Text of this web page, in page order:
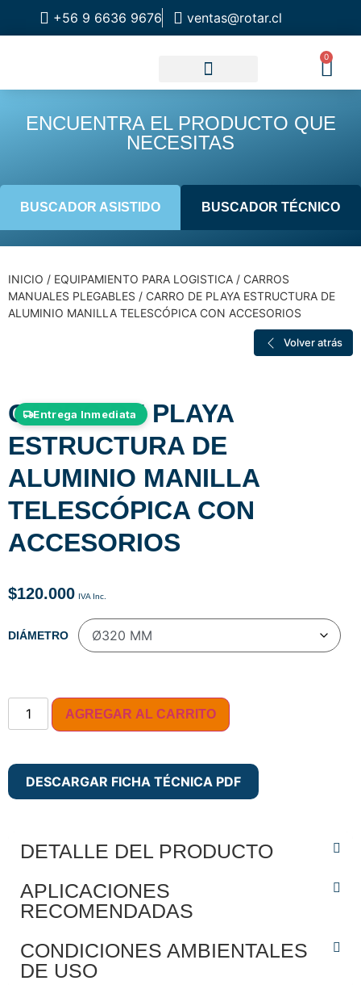
+56 9 6636 9676 ventas@rotar.cl
0
ENCUENTRA EL PRODUCTO QUE
NECESITAS
BUSCADOR ASISTIDO BUSCADOR TÉCNICO
INICIO / EQUIPAMIENTO PARA LOGISTICA / CARROS
MANUALES PLEGABLES / CARRO DE PLAYA ESTRUCTURA DE
ALUMINIO MANILLA TELESCÓPICA CON ACCESORIOS
Volver atrás
Entrega Inmediata
CARRO DE PLAYA
ESTRUCTURA DE
ALUMINIO MANILLA
TELESCÓPICA CON
ACCESORIOS
$120.000
DIÁMETRO
AGREGAR AL CARRITO
DESCARGAR FICHA TÉCNICA PDF
DETALLE DEL PRODUCTO
APLICACIONES
RECOMENDADAS
CONDICIONES AMBIENTALES
DE USO